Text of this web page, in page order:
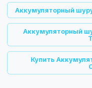
Аккумуляторный
Аккумуляторный
Купить